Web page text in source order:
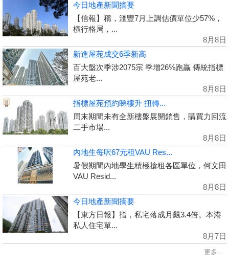
今日地產新聞摘要
【信報】稱，滙豐7月上調估價單位少57%，
橫行格局，...
8月8日
新進屋苑成交6季新高
百大盤次季涉2075宗 季增26%跑贏 傳統指標
屋苑老...
8月8日
指標屋苑預約睇樓升 扭轉...
周末期間未有全新樓盤展開銷售，購買力回流
二手市場...
8月8日
內地生每呎67元租VAU Res...
暑假期間內地學生積極搶租各區單位，何文田
VAU Resid...
8月8日
今日地產新聞摘要
【東方日報】指，私宅落成月飆3.4倍。本港
私人住宅單...
8月7日
更多...